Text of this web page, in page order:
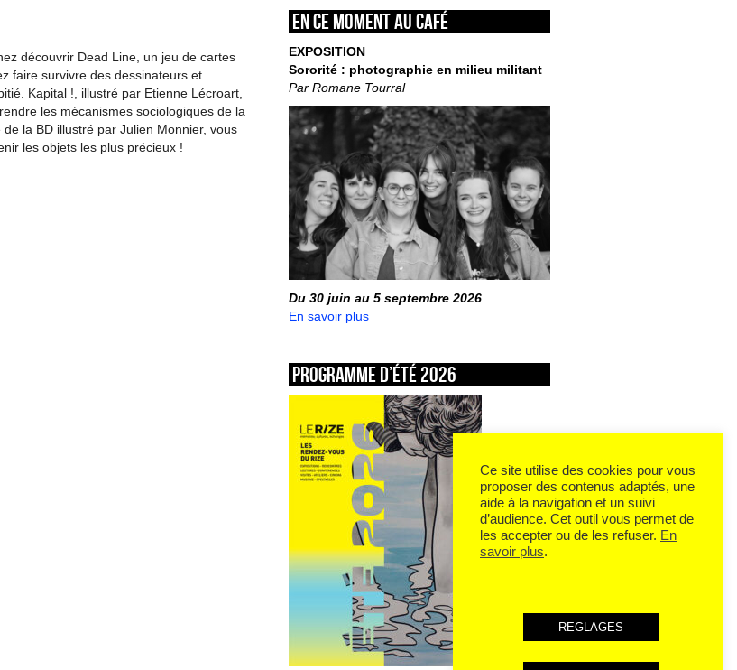
découvrir Dead Line, un jeu de cartes
faire survivre des dessinateurs et
Kapital !, illustré par Etienne Lécroart,
les mécanismes sociologiques de la
la BD illustré par Julien Monnier, vous
les objets les plus précieux !
En ce moment au café
EXPOSITION
Sororité : photographie en milieu militant
Par Romane Tourral
Du 30 juin au 5 septembre 2026
En savoir plus
Programme d’été 2026
Ce site utilise des cookies pour vous
proposer des contenus adaptés, une
aide à la navigation et un suivi
d’audience. Cet outil vous permet de
les accepter ou de les refuser. En
savoir plus.
REGLAGES